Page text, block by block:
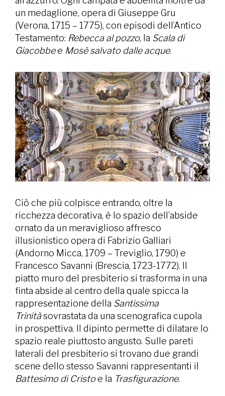
un medaglione, opera di Giuseppe Gru
(Verona, 1715 – 1775), con episodi dell’Antico
Testamento: Rebecca al pozzo, la Scala di
Giacobbee Mosè salvato dalle acque.
Ciò che più colpisce entrando, oltre la
ricchezza decorativa, è lo spazio dell’abside
ornato da un meraviglioso affresco
illusionistico opera di Fabrizio Galliari
(Andorno Micca, 1709 – Treviglio, 1790) e
Francesco Savanni (Brescia, 1723-1772). Il
piatto muro del presbiterio si trasforma in una
finta abside al centro della quale spicca la
rappresentazione della Santissima
Trinitàsovrastata da una scenografica cupola
in prospettiva. Il dipinto permette di dilatare lo
spazio reale piuttosto angusto. Sulle pareti
laterali del presbiterio si trovano due grandi
scene dello stesso Savanni rappresentanti il
Battesimo di Cristoe la Trasfigurazione.